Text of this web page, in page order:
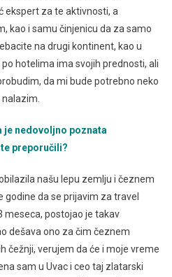
ekspert za te aktivnosti, a
kao i samu činjenicu da za samo
na drugi kontinent, kao u
po hotelima ima svojih prednosti, ali
da mi bude potrebno neko
je nedovoljno poznata
preporučili?
našu lepu zemlju i čeznem
godine da se prijavim za travel
meseca, postojao je takav
dešava ono za čim čeznem
čežnji, verujem da će i moje vreme
sam u Uvac i ceo taj zlatarski